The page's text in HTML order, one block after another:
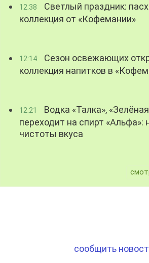
12:38
Светлый праздник:
коллекция от «Кофемании»
12:14
Сезон освежающих
коллекция напитков в
12:21
Водка «Талка»,
переходит на спирт «Альфа»:
чистоты вкуса
сообщить